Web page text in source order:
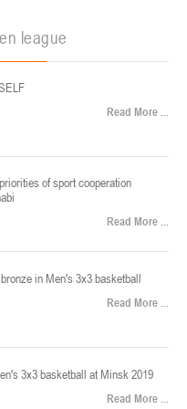
Минск
2, 22-24 апреля 2026 г., г.
17-19 апреля 2026 г., г. Гомель,
Минск
2, 14-16 апреля 2026 г., г.
league
Read More ...
of sport cooperation
Read More ...
in Men's 3x3 basketball
Read More ...
3x3 basketball at Minsk 2019
Read More ...